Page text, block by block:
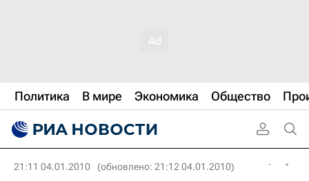
Политика В мире Экономика Общество
21:11 04.01.2010 (обновлено: 21:12 04.01.2010)